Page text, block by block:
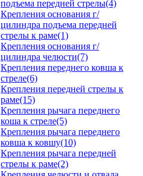
подъема передней стрелы(4)
Крепления основания г/
цилиндра подъема передней
стрелы к раме(1)
Крепления основания г/
цилиндра челюсти(7)
Крепления переднего ковша к
стреле(6)
Крепления передней стрелы к
раме(15)
Крепления рычага переднего
коша к стреле(5)
Крепления рычага переднего
ковша к ковшу(10)
Крепления рычага передней
стрелы к раме(2)